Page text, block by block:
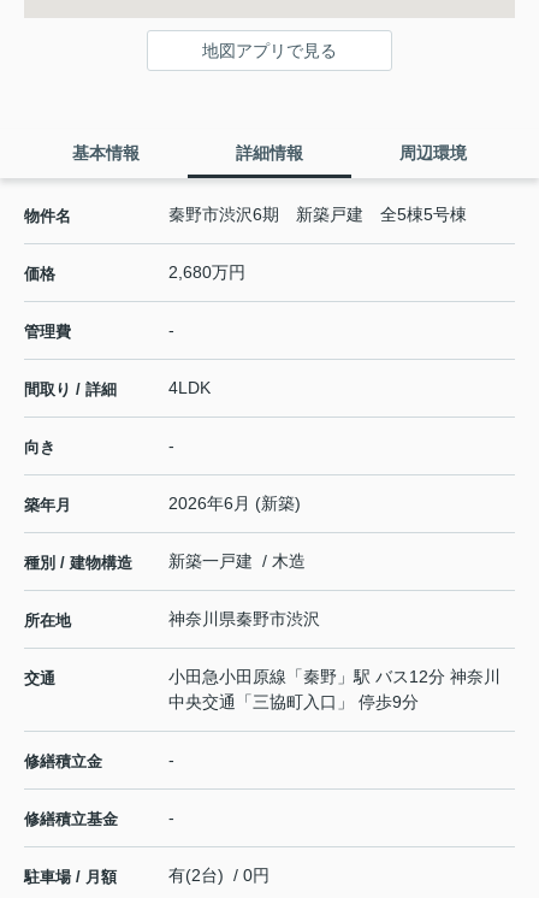
地図アプリで見る
基本情報 詳細情報 周辺環境
物件名 秦野市渋沢6期 新築戸建 全5棟5号棟
価格 2,680万円
管理費 -
間取り / 詳細 4LDK
向き -
築年月 2026年6月 (新築)
種別 / 建物構造 新築一戸建 / 木造
所在地 神奈川県秦野市渋沢
交通 小田急小田原線 「秦野 」駅 バス12分 神奈川
中央交通「三協町入口」 停歩9分
修繕積立金 -
修繕積立基金 -
駐車場 / 月額 有(2台) / 0円